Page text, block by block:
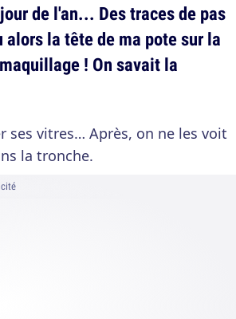
de l'an... Des traces de pas
la tête de ma pote sur la
! On savait la
ses vitres… Après, on ne les voit
la tronche.